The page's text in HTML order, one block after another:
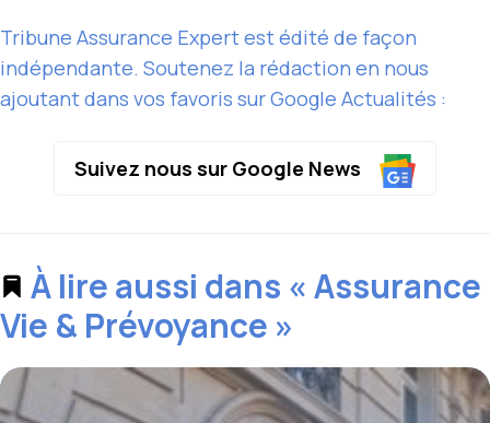
Tribune Assurance Expert est édité de façon
indépendante. Soutenez la rédaction en nous
ajoutant dans vos favoris sur Google Actualités :
Suivez nous sur Google News
À lire aussi dans « Assurance
Vie & Prévoyance »